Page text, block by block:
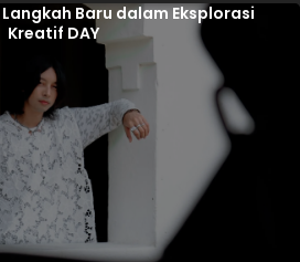
Baru dalam Eksplorasi
Kreatif DAY